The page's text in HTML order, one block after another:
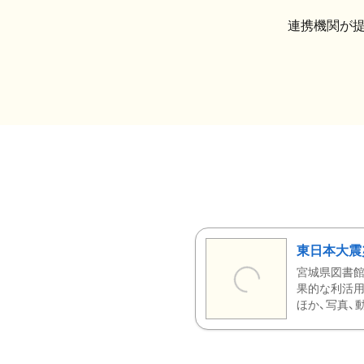
連携機関が
東日本大
宮城県図書
果的な利活
ほか、写真、